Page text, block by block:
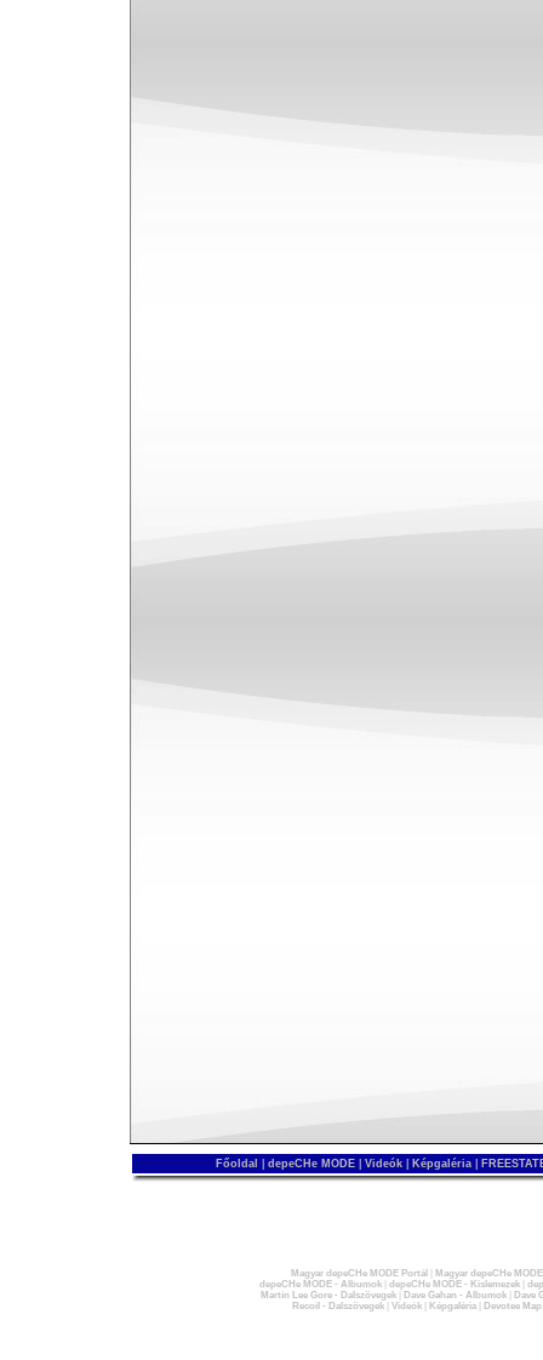
Főoldal depeCHe MODE Videók Képgaléria
Magyar depeCHe MODE Portál
Magyar depeCHe
depeCHe MODE - Albumok| depeCHe MODE - Kislemezek|
Martin Lee Gore - Dalszövegek| Dave Gahan - Albumok|
Dave
Recoil - Dalszövegek| Videók| Képgaléria| Devotee Map